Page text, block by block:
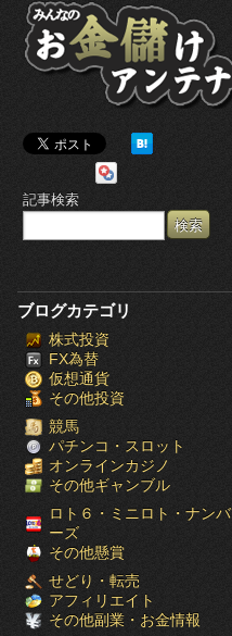
記事検索
ブログカテゴリ
株式投資
FX為替
仮想通貨
その他投資
競馬
パチンコ・スロット
オンラインカジノ
その他ギャンブル
ロト６・ミニロト・ナンバ
ーズ
その他懸賞
せどり・転売
アフィリエイト
その他副業・お金情報